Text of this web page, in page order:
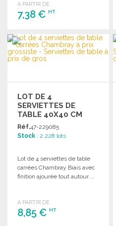
A PARTIR DE
7,38 € HT
COMMANDER
Demander un devis
LOT DE 4
SERVIETTES DE
TABLE 40X40 CM
Réf.47-229085
Stock : 2 228 lots
Lot de 4 serviettes de table
carrées Chambray Biais avec
finition ajourée tout autour....
A PARTIR DE
8,85 € HT